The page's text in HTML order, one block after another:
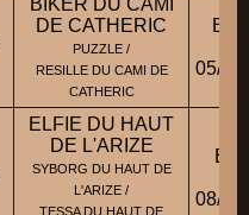
BIKER DU CAMI
DE CATHERIC
PUZZLE /
RESILLE DU CAMI DE
CATHERIC
05/
ELFIE DU HAUT
DE L'ARIZE
SYBORG DU HAUT DE
L'ARIZE /
TESSA DU HAUT DE
08/